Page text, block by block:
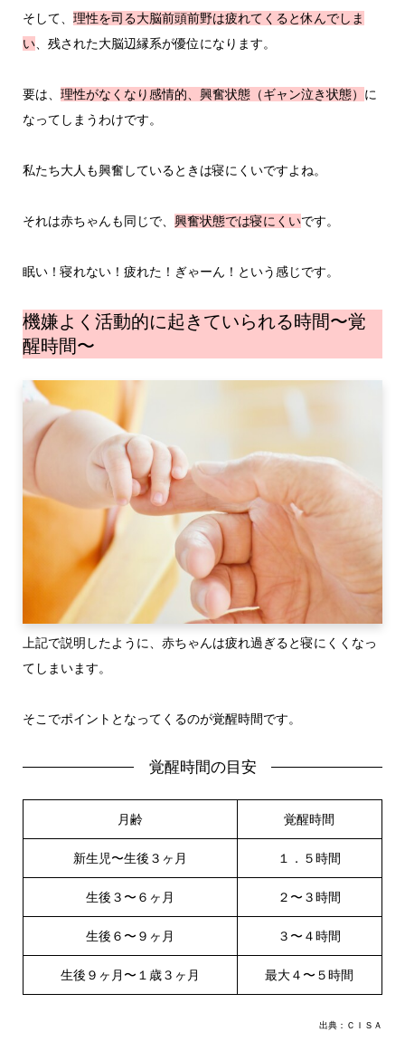
そして、 理性を司る大脳前頭前野は疲れてくると休んでしま
い、残された大脳辺縁系が優位になります。
要は、 理性がなくなり感情的、興奮状態（ギャン泣き状態） に
なってしまうわけです。
私たち大人も興奮しているときは寝にくいですよね。
それは赤ちゃんも同じで、 興奮状態では寝にくいです。
眠い！寝れない！疲れた！ぎゃーん！という感じです。
機嫌よく活動的に起きていられる時間〜覚
醒時間〜
上記で説明したように、赤ちゃんは疲れ過ぎると寝にくくなっ
てしまいます。
そこでポイントとなってくるのが覚醒時間です。
覚醒時間の目安
月齢 覚醒時間
新生児〜生後３ヶ月 １．５時間
生後３〜６ヶ月 ２〜３時間
生後６〜９ヶ月 ３〜４時間
生後９ヶ月〜１歳３ヶ月 最大４〜５時間
出典：ＣＩＳＡ